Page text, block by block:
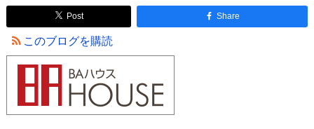
Post Share
このブログを購読